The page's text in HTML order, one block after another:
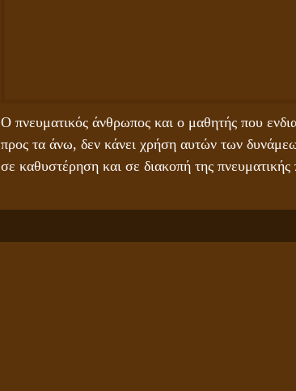
Ο πνευματικός άνθρωπος και ο μαθητής που
προς τα άνω, δεν κάνει χρήση αυτών των
σε καθυστέρηση και σε διακοπή της